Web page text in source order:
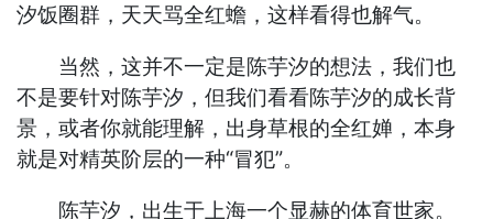
汐饭圈群，天天骂全红蟾，这样看得也解气。
当然，这并不一定是陈芋汐的想法，我们也
不是要针对陈芋汐，但我们看看陈芋汐的成长背
景，或者你就能理解，出身草根的全红婵，本身
就是对精英阶层的一种“冒犯”。
陈芋汐，出生于上海一个显赫的体育世家。